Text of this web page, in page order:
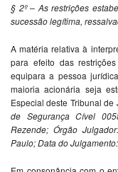
§ 2º – As restrições
sucessão legítima,
A matéria relativa à
para efeito das
equipara a pessoa
maioria acionária seja
Especial deste Tribunal
de Segurança Cível
Rezende; Órgão
Paulo; Data do